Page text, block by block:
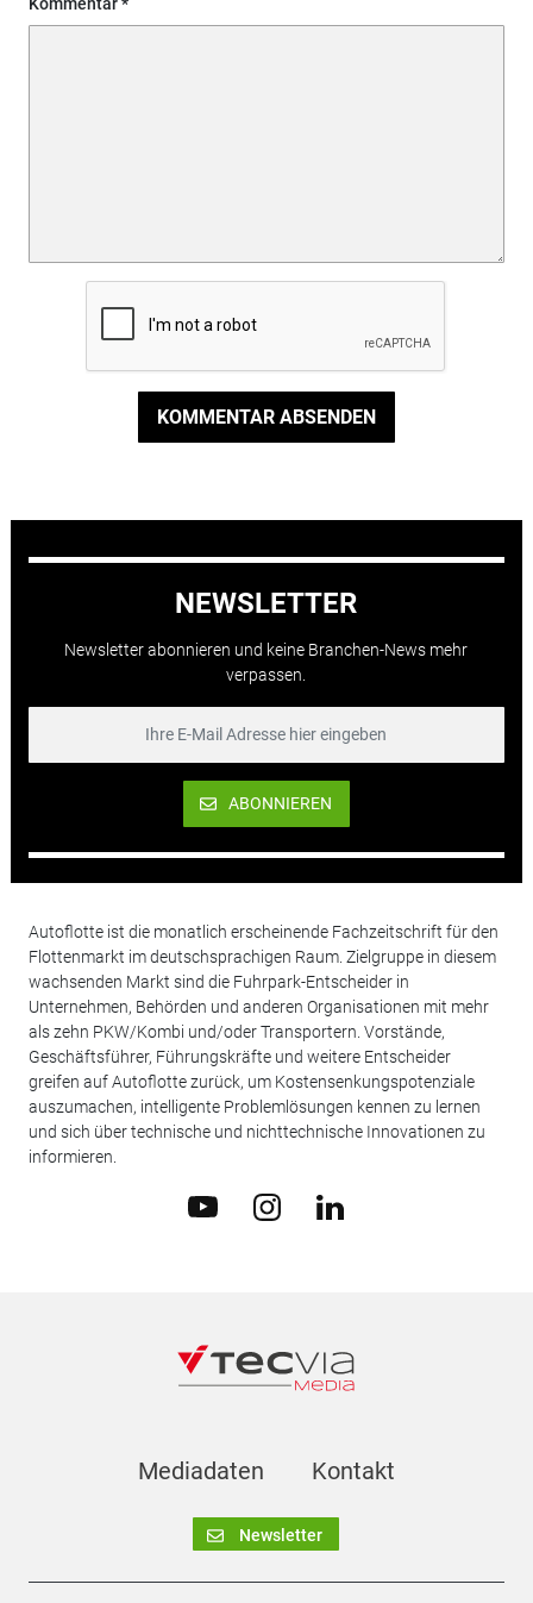
KOMMENTAR ABSENDEN
NEWSLETTER
Newsletter abonnieren und keine Branchen-News mehr
verpassen.
ABONNIEREN
Autoflotte ist die monatlich erscheinende Fachzeitschrift für den
Flottenmarkt im deutschsprachigen Raum. Zielgruppe in diesem
wachsenden Markt sind die Fuhrpark-Entscheider in
Unternehmen, Behörden und anderen Organisationen mit mehr
als zehn PKW/Kombi und/oder Transportern. Vorstände,
Geschäftsführer, Führungskräfte und weitere Entscheider
greifen auf Autoflotte zurück, um Kostensenkungspotenziale
auszumachen, intelligente Problemlösungen kennen zu lernen
und sich über technische und nichttechnische Innovationen zu
informieren.
Mediadaten Kontakt
Newsletter